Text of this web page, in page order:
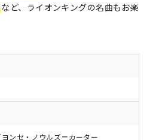
など、ライオンキングの名曲もお楽
ンセ・ノウルズ＝カーター